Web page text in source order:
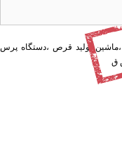
تولید قرص ،دستگاه پرس
ق